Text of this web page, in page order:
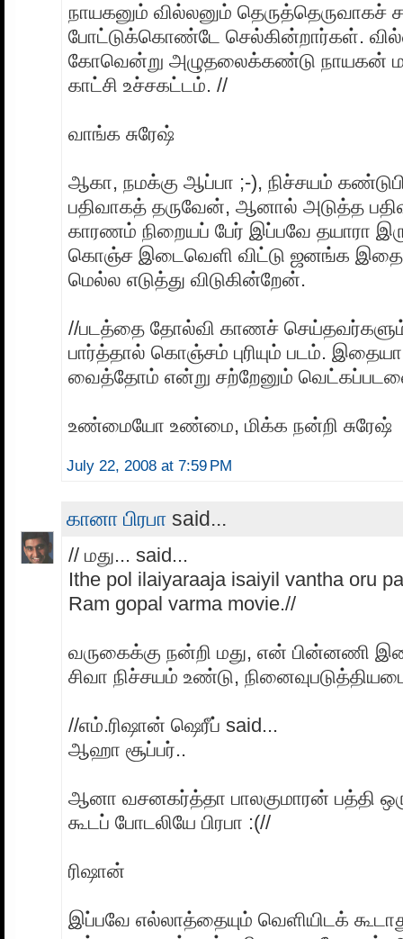
நாயகனும் வில்லனும்
போட்டுக்கொண்டே செல்கின்றார்கள்.
கோவென்று அழுதலைக்கண்டு நாயகன்
காட்சி உச்சகட்டம். //
வாங்க சுரேஷ்
ஆகா, நமக்கு ஆப்பா ;-), நிச்சயம்
பதிவாகத் தருவேன், ஆனால் அடுத்த
காரணம் நிறையப் பேர் இப்பவே தயாரா
கொஞ்ச இடைவெளி விட்டு ஜனங்க இதை
மெல்ல எடுத்து விடுகின்றேன்.
//படத்தை தோல்வி காணச்
பார்த்தால் கொஞ்சம் புரியும் படம்.
வைத்தோம் என்று சற்றேனும்
உண்மையோ உண்மை, மிக்க நன்றி சுரேஷ்
July 22, 2008 at 7:59 PM
கானா பிரபா said...
// மது... said...
Ithe pol ilaiyaraaja isaiyil vantha oru
Ram gopal varma movie.//
வருகைக்கு நன்றி மது, என் பின்னணி
சிவா நிச்சயம் உண்டு,
//எம்.ரிஷான் ஷெரீப் said...
ஆஹா சூப்பர்..
ஆனா வசனகர்த்தா பாலகுமாரன் பத்தி
கூடப் போடலியே பிரபா :(//
ரிஷான்
இப்பவே எல்லாத்தையும் வெளியிடக்